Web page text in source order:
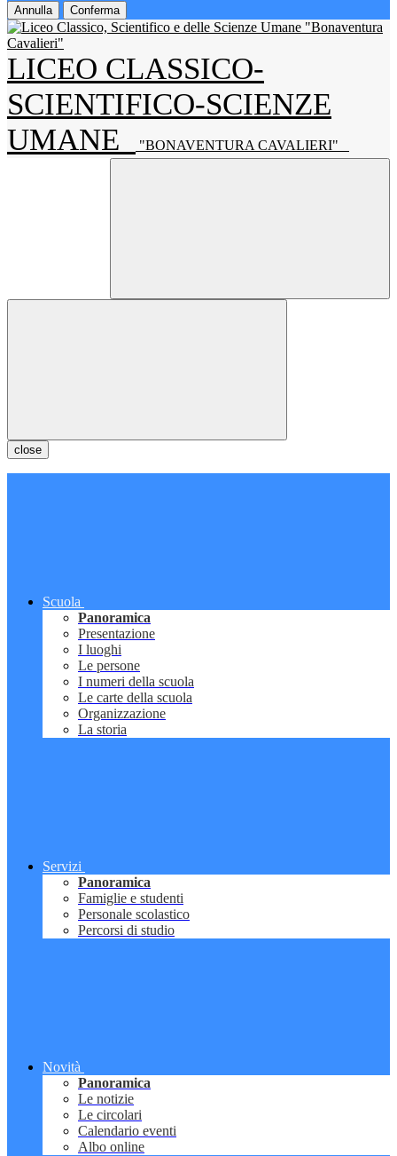
Annulla Conferma
LICEO CLASSICO-
SCIENTIFICO-SCIENZE
UMANE
"BONAVENTURA CAVALIERI"
close
Scuola
Panoramica
Presentazione
I luoghi
Le persone
I numeri della scuola
Le carte della scuola
Organizzazione
La storia
Servizi
Panoramica
Famiglie e studenti
Personale scolastico
Percorsi di studio
Novità
Panoramica
Le notizie
Le circolari
Calendario eventi
Albo online